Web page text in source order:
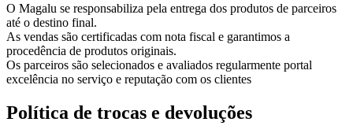
O Magalu se responsabiliza pela entrega dos produtos de parceiros
até o destino final.
As vendas são certificadas com nota fiscal e garantimos a
procedência de produtos originais.
Os parceiros são selecionados e avaliados regularmente portal
excelência no serviço e reputação com os clientes
Política de trocas e devoluções